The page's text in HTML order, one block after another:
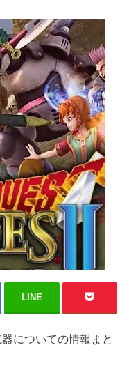
LINE
についての情報まと